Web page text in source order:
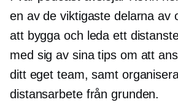
en av de viktigaste delarna av
att bygga och leda ett
med sig av sina tips om att
ditt eget team, samt
distansarbete från grunden.